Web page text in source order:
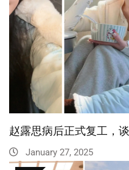
赵露思病后正式复工，
January 27, 2025